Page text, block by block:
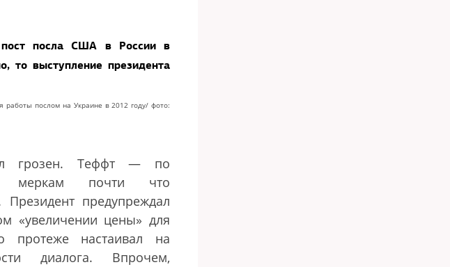
пост посла США в России в
то выступление президента
работы послом на Украине в 2012 году/ фото:
грозен. Теффт— по
меркам почти что
предупреждал
«увеличении цены» для
протеже настаивал на
диалога. Впрочем,